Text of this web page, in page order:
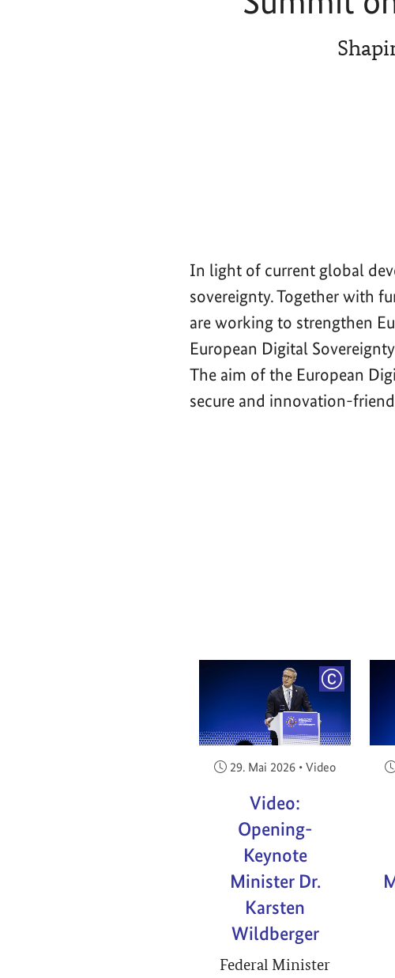
In light of current global
sovereignty. Together with
are working to strengthen
European Digital
The aim of the European
secure and innovation-
COPYRIGHT
Veröffentlicht am:
29. Mai 2026 • Video
Video:
Opening-
Keynote
Minister Dr.
Karsten
Wildberger
Federal Minister